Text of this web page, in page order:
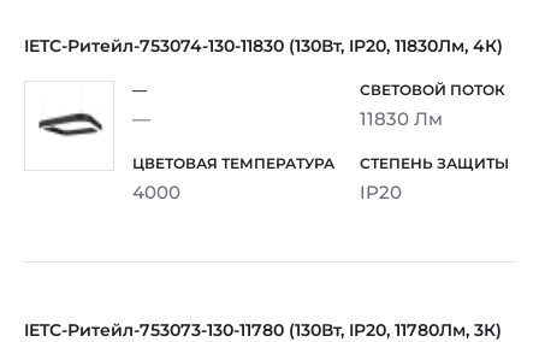
IETC-Ритейл-753074-130-11830 (130Вт, IP20, 11830Лм, 4К)
— 11830 Лм
4000 IP20
IETC-Ритейл-753073-130-11780 (130Вт, IP20, 11780Лм, 3К)